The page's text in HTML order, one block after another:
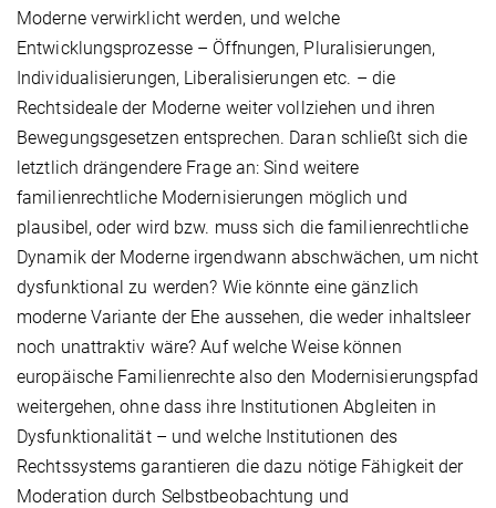
Moderne verwirklicht werden, und welche
Entwicklungsprozesse – Öffnungen, Pluralisierungen,
Individualisierungen, Liberalisierungen etc. – die
Rechtsideale der Moderne weiter vollziehen und ihren
Bewegungsgesetzen entsprechen. Daran schließt sich die
letztlich drängendere Frage an: Sind weitere
familienrechtliche Modernisierungen möglich und
plausibel, oder wird bzw. muss sich die familienrechtliche
Dynamik der Moderne irgendwann abschwächen, um nicht
dysfunktional zu werden? Wie könnte eine gänzlich
moderne Variante der Ehe aussehen, die weder inhaltsleer
noch unattraktiv wäre? Auf welche Weise können
europäische Familienrechte also den Modernisierungspfad
weitergehen, ohne dass ihre Institutionen Abgleiten in
Dysfunktionalität – und welche Institutionen des
Rechtssystems garantieren die dazu nötige Fähigkeit der
Moderation durch Selbstbeobachtung und